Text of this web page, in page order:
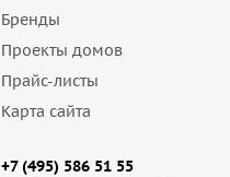
Бренды
Проекты домов
Прайс-листы
Карта сайта
+7 (495) 586 51 55